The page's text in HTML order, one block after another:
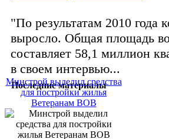
"По результатам 2010 года
выросло. Общая площадь
составляет 58,1 миллион
в своем интервью...
Последние материалы
Минстрой выделил средства
для постройки жилья
Ветеранам ВОВ